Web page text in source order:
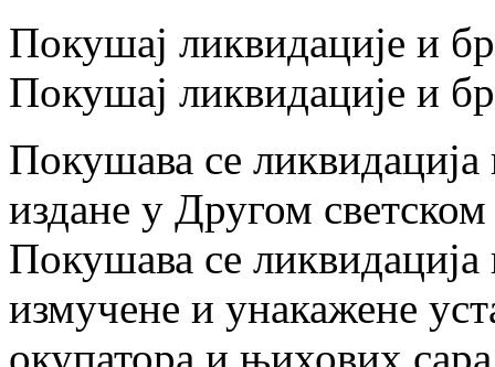
Покушај ликвидације и
Покушај ликвидације и
Покушава се
издане у Другом
Покушава се
измучене и унакажене
окупатора и њихових